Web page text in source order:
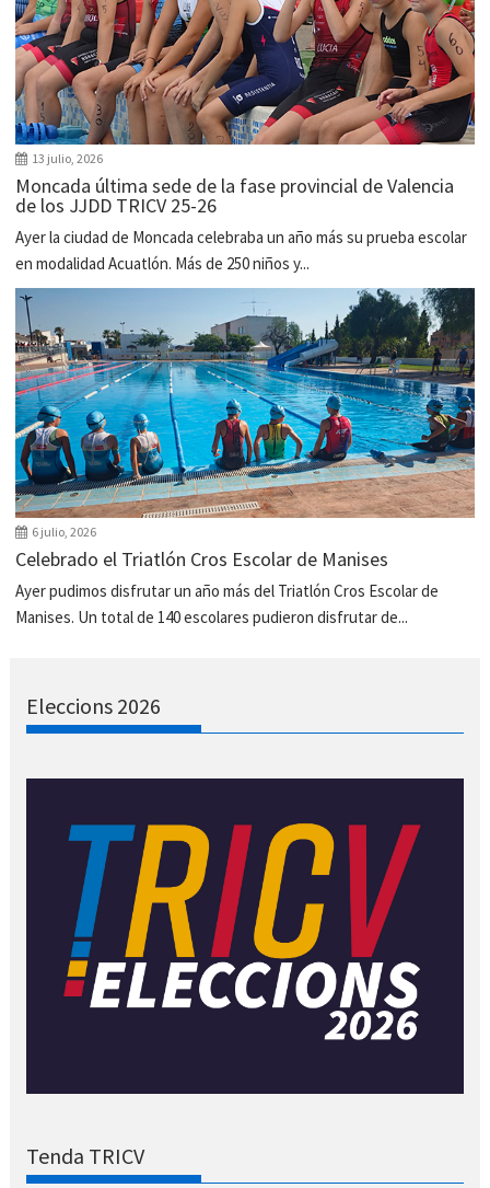
13 julio, 2026
Moncada última sede de la fase provincial de Valencia
de los JJDD TRICV 25-26
Ayer la ciudad de Moncada celebraba un año más su prueba escolar
en modalidad Acuatlón. Más de 250 niños y...
6 julio, 2026
Celebrado el Triatlón Cros Escolar de Manises
Ayer pudimos disfrutar un año más del Triatlón Cros Escolar de
Manises. Un total de 140 escolares pudieron disfrutar de...
Eleccions 2026
Tenda TRICV